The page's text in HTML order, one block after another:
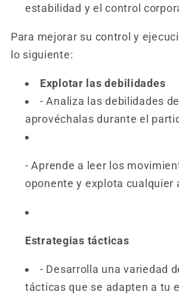
estabilidad y el control
Para mejorar su control y
lo siguiente:
Explotar las debilidades
- Analiza las debilidades
aprovéchalas durante el
- Aprende a leer los
oponente y explota cualquier
Estrategias tácticas
- Desarrolla una variedad
tácticas que se adapten a tu